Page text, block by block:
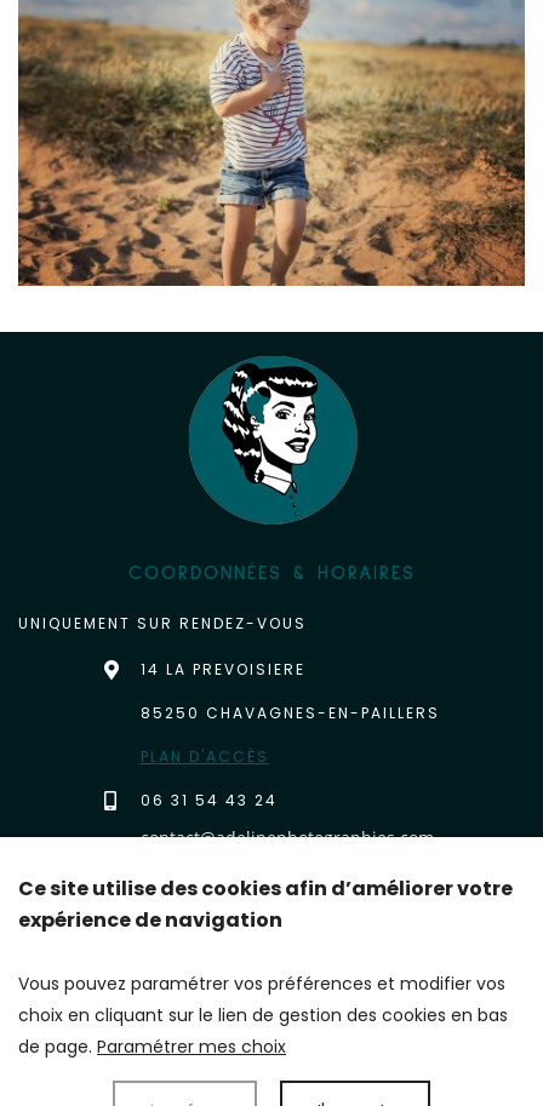
COORDONNÉES & HORAIRES
UNIQUEMENT SUR RENDEZ-VOUS
14 LA PREVOISIERE
85250 CHAVAGNES-EN-PAILLERS
PLAN D'ACCÈS
06 31 54 43 24
DONNÉES PERSONNELLES
Ce site utilise des cookies afin d’améliorer votre
expérience de navigation
Vous pouvez paramétrer vos préférences et modifier vos
choix en cliquant sur le lien de gestion des cookies en bas
de page. Paramétrer mes choix